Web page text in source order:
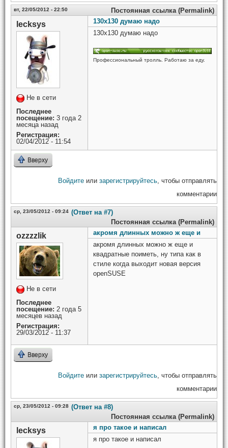
вт, 22/05/2012 - 22:50 Постоянная ссылка (Permalink)
lecksys
Не в сети
Последнее
посещение: 3 года 2
месяца назад
Регистрация:
02/04/2012 - 11:54
130x130 думаю надо
130x130 думаю надо
Профессиональный тролль. Работаю за еду.
Вверху
Войдите или зарегистрируйтесь, чтобы отправлять
комментарии
ср, 23/05/2012 - 09:24 (Ответ на #7)
Постоянная ссылка (Permalink)
ozzzzlik
Не в сети
Последнее
посещение: 2 года 5
месяцев назад
Регистрация:
29/03/2012 - 11:37
акромя длинных можно ж еще и
акромя длинных можно ж еще и
квадратные поиметь, ну типа как в
стиле когда выходит новая версия
openSUSE
Вверху
Войдите или зарегистрируйтесь, чтобы отправлять
комментарии
ср, 23/05/2012 - 09:28 (Ответ на #8)
Постоянная ссылка (Permalink)
lecksys
я про такое и написал
я про такое и написал